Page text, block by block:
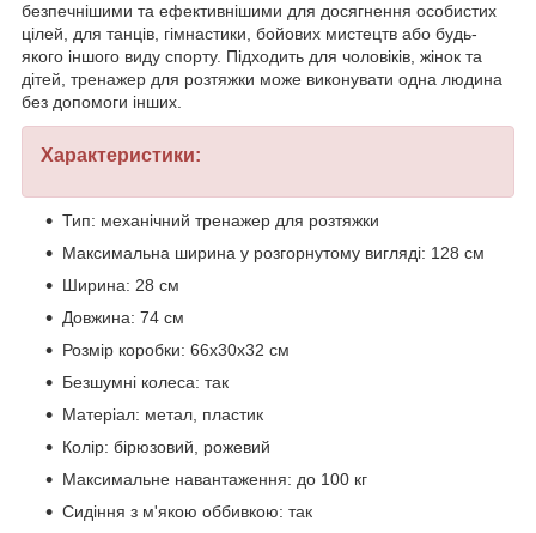
безпечнішими та ефективнішими для досягнення особистих
цілей, для танців, гімнастики, бойових мистецтв або будь-
якого іншого виду спорту. Підходить для чоловіків, жінок та
дітей, тренажер для розтяжки може виконувати одна людина
без допомоги інших.
Характеристики:
Тип: механічний тренажер для розтяжки
Максимальна ширина у розгорнутому вигляді: 128 см
Ширина: 28 см
Довжина: 74 см
Розмір коробки: 66х30х32 см
Безшумні колеса: так
Матеріал: метал, пластик
Колір: бірюзовий, рожевий
Максимальне навантаження: до 100 кг
Сидіння з м'якою оббивкою: так